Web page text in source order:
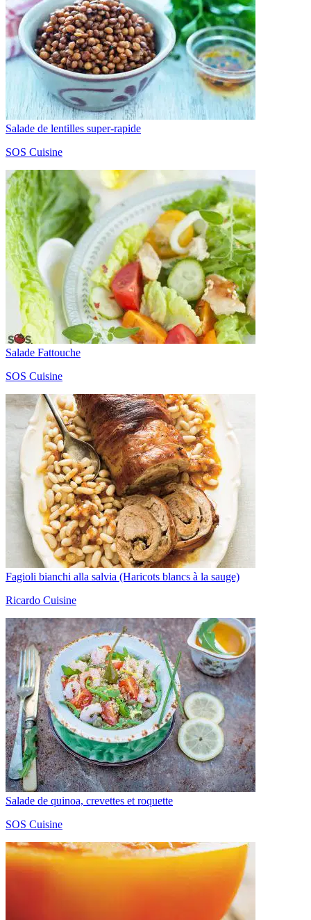
Salade de lentilles super-rapide
SOS Cuisine
Salade Fattouche
SOS Cuisine
Fagioli bianchi alla salvia (Haricots blancs à la sauge)
Ricardo Cuisine
Salade de quinoa, crevettes et roquette
SOS Cuisine